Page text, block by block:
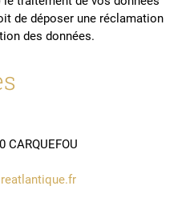
de déposer une réclamation
des données.